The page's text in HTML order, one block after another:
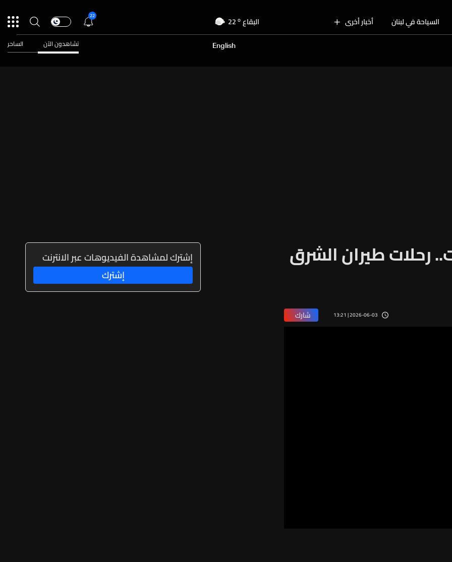
السياحة في لبنان أخبار أخرى البقاع 22 o
الجنوب 26o
26
22
English تشاهدون الآن الساحر
رحلات طيران الشرق
2026-06-03 | 13:21 شارك
إشترك لمشاهدة الفيديوهات عبر الانترنت
إشترك